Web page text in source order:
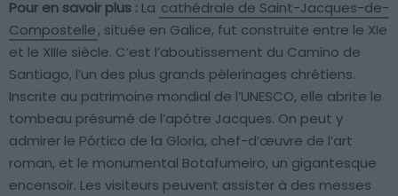
Pour en savoir plus : La cathédrale de Saint-Jacques-de-
Compostelle, située en Galice, fut construite entre le XIe
et le XIIIe siècle. C’est l’aboutissement du Camino de
Santiago, l’un des plus grands pèlerinages chrétiens.
Inscrite au patrimoine mondial de l’UNESCO, elle abrite le
tombeau présumé de l’apôtre Jacques. On peut y
admirer le Pórtico de la Gloria, chef-d’œuvre de l’art
roman, et le monumental Botafumeiro, un gigantesque
encensoir. Les visiteurs peuvent assister à des messes